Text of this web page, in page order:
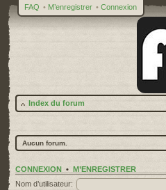
FAQ • M’enregistrer • Connexion
Index du forum
Aucun forum.
CONNEXION • M’ENREGISTRER
Nom d’utilisateur: